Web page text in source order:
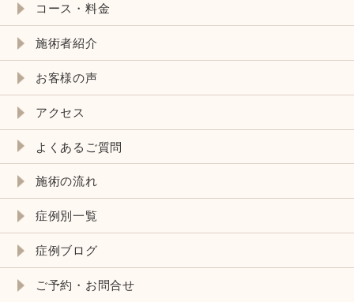
コース・料金
施術者紹介
お客様の声
アクセス
よくあるご質問
施術の流れ
症例別一覧
症例ブログ
ご予約・お問合せ